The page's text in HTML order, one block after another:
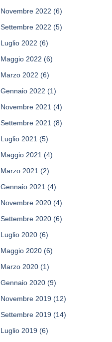
Novembre 2022 (6)
Settembre 2022 (5)
Luglio 2022 (6)
Maggio 2022 (6)
Marzo 2022 (6)
Gennaio 2022 (1)
Novembre 2021 (4)
Settembre 2021 (8)
Luglio 2021 (5)
Maggio 2021 (4)
Marzo 2021 (2)
Gennaio 2021 (4)
Novembre 2020 (4)
Settembre 2020 (6)
Luglio 2020 (6)
Maggio 2020 (6)
Marzo 2020 (1)
Gennaio 2020 (9)
Novembre 2019 (12)
Settembre 2019 (14)
Luglio 2019 (6)